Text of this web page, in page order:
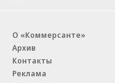
О «Коммерсанте»
Архив
Контакты
Реклама